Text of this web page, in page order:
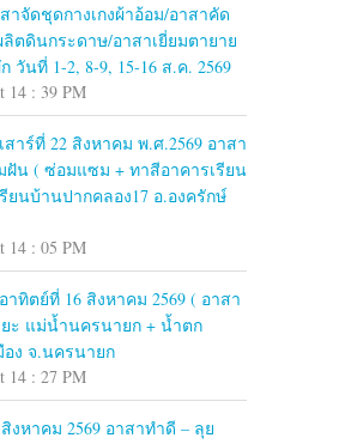
จัดชุดกางเกงผ้าอ้อม/อาสาคัด
ตดินกระดาษ/อาสาเยี่ยมตายาย
วันที่ 1-2, 8-9, 15-16 ส.ค. 2569
14 : 39 PM
สาร์ที่ 22 สิงหาคม พ.ศ.2569 อาสา
ฝัน ( ซ่อมแซม + ทาสีอาคารเรียน
ยนบ้านปากคลอง17 อ.องครักษ์
14 : 05 PM
าทิตย์ที่ 16 สิงหาคม 2569 ( อาสา
ยะ แม่น้ำนครนายก + น้ำตก
อง จ.นครนายก
14 : 27 PM
งหาคม 2569 อาสาทำดี – ลุย